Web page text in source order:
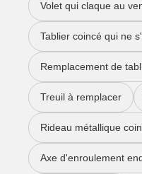
Volet qui claque au
Tablier coincé qui ne
Remplacement de
Treuil à remplacer
Rideau métallique
Axe d'enroulement